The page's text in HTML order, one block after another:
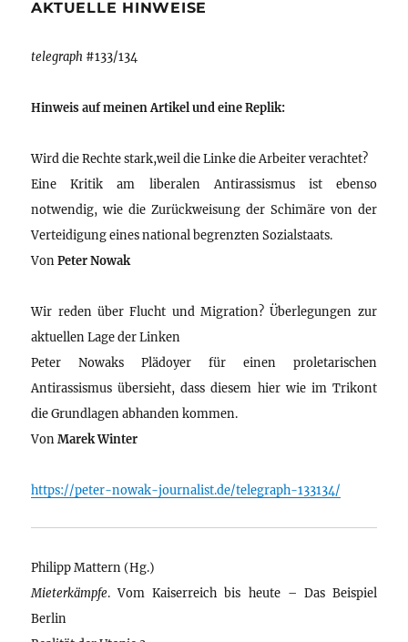
AKTUELLE HINWEISE
telegraph #133/134
Hinweis auf meinen Artikel und eine Replik:
Wird die Rechte stark,weil die Linke die Arbeiter verachtet?
Eine Kritik am liberalen Antirassismus ist ebenso
notwendig, wie die Zurückweisung der Schimäre von der
Verteidigung eines national begrenzten Sozialstaats.
VonPeter Nowak
Wir reden über Flucht und Migration? Überlegungen zur
aktuellen Lage der Linken
Peter Nowaks Plädoyer für einen proletarischen
Antirassismus übersieht, dass diesem hier wie im Trikont
die Grundlagen abhanden kommen.
VonMarek Winter
https://peter-nowak-journalist.de/telegraph-133134/
Philipp Mattern (Hg.)
Mieterkämpfe. Vom Kaiserreich bis heute – Das Beispiel
Berlin